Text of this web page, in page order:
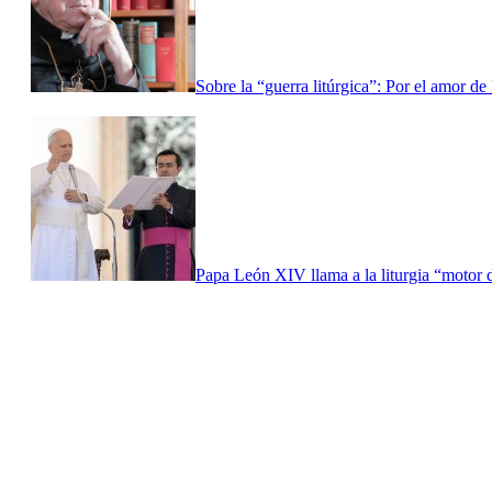
Sobre la “guerra litúrgica”: Por el amor
Papa León XIV llama a la liturgia “motor